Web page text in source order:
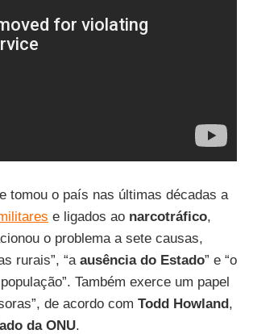
tomou o país nas últimas décadas a
e ligados ao narcotráfico,
o problema a sete causas,
rurais”, “a ausência do Estado” e “o
Também exerce um papel
de acordo com Todd Howland,
da ONU.